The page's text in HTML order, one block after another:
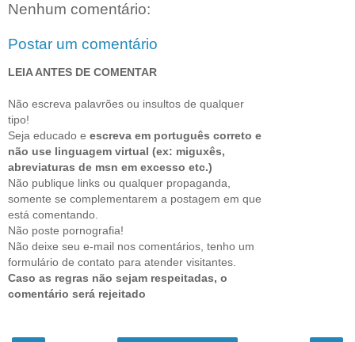
Nenhum comentário:
Postar um comentário
LEIA ANTES DE COMENTAR
Não escreva palavrões ou insultos de qualquer
tipo!
Seja educado e escreva em português correto e
não use linguagem virtual (ex: miguxês,
abreviaturas de msn em excesso etc.)
Não publique links ou qualquer propaganda,
somente se complementarem a postagem em que
está comentando.
Não poste pornografia!
Não deixe seu e-mail nos comentários, tenho um
formulário de contato para atender visitantes.
Caso as regras não sejam respeitadas, o
comentário será rejeitado